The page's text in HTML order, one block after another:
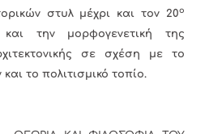
στυλ μέχρι και τον 20ο
την μορφογενετική της
σε σχέση με το
το πολιτισμικό τοπίο.